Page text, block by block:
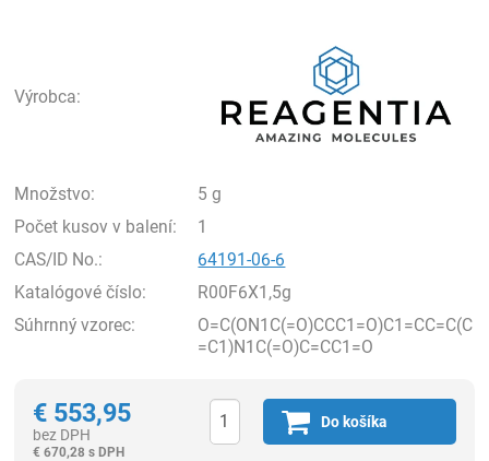
Výrobca:
Množstvo:
5 g
Počet kusov v balení:
1
CAS/ID No.:
64191-06-6
Katalógové číslo:
R00F6X1,5g
Súhrnný vzorec:
O=C(ON1C(=O)CCC1=O)C1=CC=C(C
=C1)N1C(=O)C=CC1=O
€ 553,95
bez DPH
€ 670,28 s DPH
Do košíka